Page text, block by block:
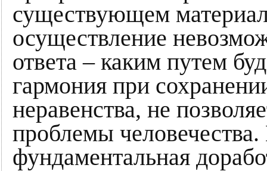
существующем
осуществление
ответа – каким путем
гармония при
неравенства, не
проблемы
фундаментальная